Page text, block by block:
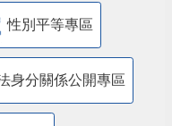
性別平等專區
身分關係公開專區